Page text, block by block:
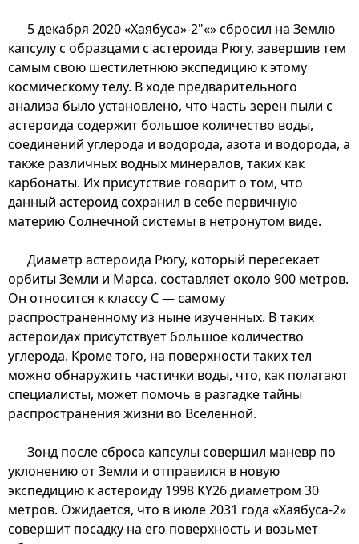
5 декабря 2020 «Хаябуса»-2"«» сбросил на Землю
капсулу с образцами с астероида Рюгу, завершив тем
самым свою шестилетнюю экспедицию к этому
космическому телу. В ходе предварительного
анализа было установлено, что часть зерен пыли с
астероида содержит большое количество воды,
соединений углерода и водорода, азота и водорода, а
также различных водных минералов, таких как
карбонаты. Их присутствие говорит о том, что
данный астероид сохранил в себе первичную
материю Солнечной системы в нетронутом виде.
Диаметр астероида Рюгу, который пересекает
орбиты Земли и Марса, составляет около 900 метров.
Он относится к классу C — самому
распространенному из ныне изученных. В таких
астероидах присутствует большое количество
углерода. Кроме того, на поверхности таких тел
можно обнаружить частички воды, что, как полагают
специалисты, может помочь в разгадке тайны
распространения жизни во Вселенной.
Зонд после сброса капсулы совершил маневр по
уклонению от Земли и отправился в новую
экспедицию к астероиду 1998 KY26 диаметром 30
метров. Ожидается, что в июле 2031 года «Хаябуса-2»
совершит посадку на его поверхность и возьмет